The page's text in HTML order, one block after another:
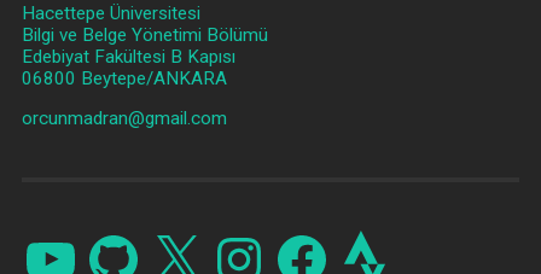
Hacettepe Üniversitesi
Bilgi ve Belge Yönetimi Bölümü
Edebiyat Fakültesi B Kapısı
06800 Beytepe/ANKARA
orcunmadran@gmail.com
YouTube GitHub X InstagramFacebook Strava